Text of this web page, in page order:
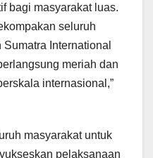
bagi masyarakat luas.
seluruh
International
meriah dan
internasional,”
masyarakat untuk
pelaksanaan